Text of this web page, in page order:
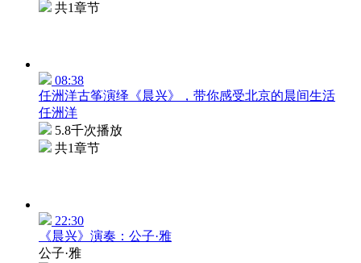
共1章节
08:38
任洲洋古筝演绎《晨兴》，带你感受北京的晨间生活
任洲洋
5.8千次播放
共1章节
22:30
《晨兴》演奏：公子·雅
公子·雅